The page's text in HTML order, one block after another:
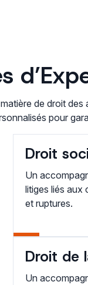
de droit des
pour
Droit
Un
litiges liés aux
et ruptures.
Droit de
Un